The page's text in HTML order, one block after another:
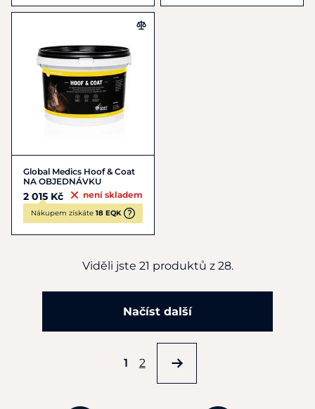
Global Medics Hoof & Coat
NA OBJEDNÁVKU
2 015 Kč není skladem
Nákupem získáte 18 EQK
Viděli jste 21 produktů z 28.
Načíst další
1 2